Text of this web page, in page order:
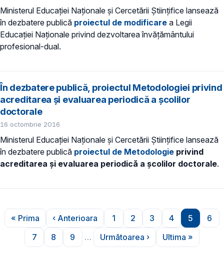
Ministerul Educaţiei Naţionale şi Cercetării Ştiinţifice lansează
în dezbatere publică proiectul de modificare a Legii
Educaţiei Naţionale privind dezvoltarea învățământului
profesional-dual.
În dezbatere publică, proiectul Metodologiei privind
acreditarea și evaluarea periodică a școlilor
doctorale
16 octombrie 2016
Ministerul Educației Naționale și Cercetării Științifice lansează
în dezbatere publică proiectul de Metodologie privind
acreditarea și evaluarea periodică a școlilor doctorale.
Paginare
Prima pagină
« Prima
Pagina anterioară
‹ Anterioara
Pagina
1
Pagina
2
Pagina
3
Pagina
4
Pagina
5 6
Pagina
7
Pagina
8
Pagina
9 …
Pagina următoare
Următoarea ›
Ultima
Ultima »